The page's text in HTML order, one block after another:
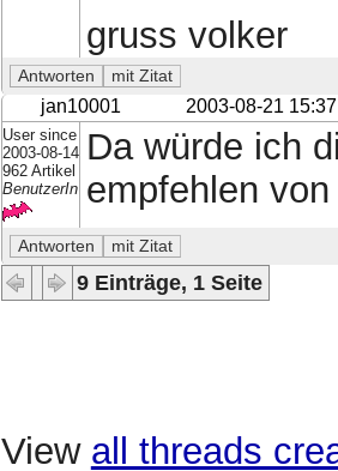
gruss volker
jan10001 2003-08-21 15:37
User since
2003-08-14
962 Artikel
BenutzerIn
Da würde ich
empfehlen
9 Einträge, 1 Seite
View all threads